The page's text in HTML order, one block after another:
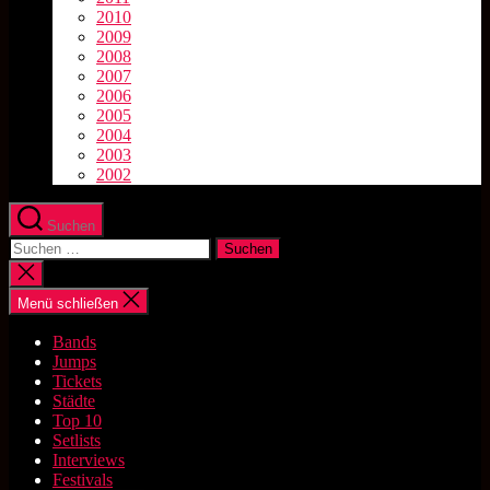
2010
2009
2008
2007
2006
2005
2004
2003
2002
Suchen
Suchen
nach:
Suche
schließen
Menü schließen
Bands
Jumps
Tickets
Städte
Top 10
Setlists
Interviews
Festivals